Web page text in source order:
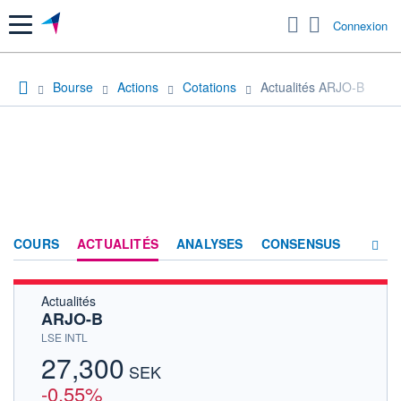
Menu Connexion
Bourse Actions Cotations Actualités ARJO-B
COURS ACTUALITÉS ANALYSES CONSENSUS
Actualités
ARJO-B
LSE INTL
27,300 SEK
-0,55%